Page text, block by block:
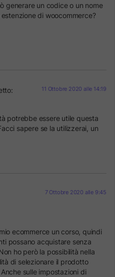
generare un codice o un nome
di woocommerce?
11 Ottobre 2020 alle 14:19
potrebbe essere utile questa
sapere se la utilizzerai, un
7 Ottobre 2020 alle 9:45
ecommerce un corso, quindi
possano acquistare senza
ho però la possibilità nella
di selezionare il prodotto
sulle impostazioni di